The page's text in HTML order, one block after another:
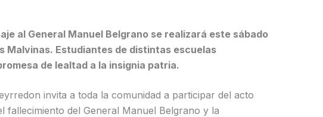
al General Manuel Belgrano se realizará este sábado
Malvinas. Estudiantes de distintas escuelas
de lealtad a la insignia patria.
invita a toda la comunidad a participar del acto
fallecimiento del General Manuel Belgrano y la